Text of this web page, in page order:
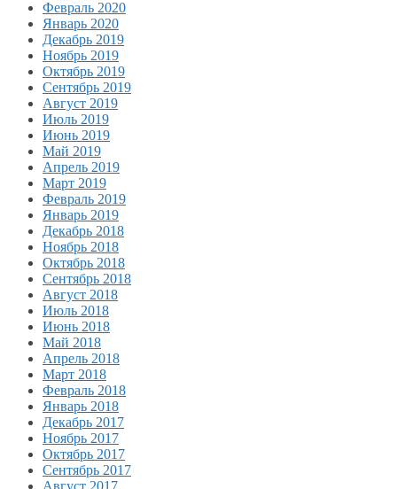
Февраль 2020
Январь 2020
Декабрь 2019
Ноябрь 2019
Октябрь 2019
Сентябрь 2019
Август 2019
Июль 2019
Июнь 2019
Май 2019
Апрель 2019
Март 2019
Февраль 2019
Январь 2019
Декабрь 2018
Ноябрь 2018
Октябрь 2018
Сентябрь 2018
Август 2018
Июль 2018
Июнь 2018
Май 2018
Апрель 2018
Март 2018
Февраль 2018
Январь 2018
Декабрь 2017
Ноябрь 2017
Октябрь 2017
Сентябрь 2017
Август 2017